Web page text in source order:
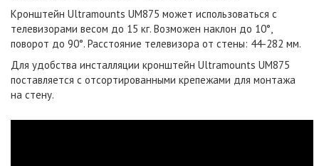
Кронштейн Ultramounts UM875 может использоваться с
телевизорами весом до 15 кг. Возможен наклон до 10°,
поворот до 90°. Расстояние телевизора от стены: 44-282 мм.
Для удобства инсталляции кронштейн Ultramounts UM875
поставляется с отсортированными крепежами для монтажа
на стену.